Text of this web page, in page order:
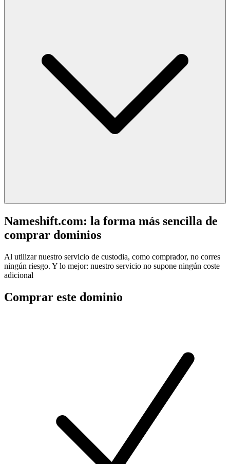
Nameshift.com: la forma más sencilla de
comprar dominios
Al utilizar nuestro servicio de custodia, como comprador, no corres
ningún riesgo. Y lo mejor: nuestro servicio no supone ningún coste
adicional
Comprar este dominio